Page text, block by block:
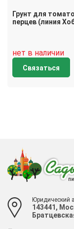
Грунт для
перцев (линия
нет в наличии
Связаться
Юридический
143441,